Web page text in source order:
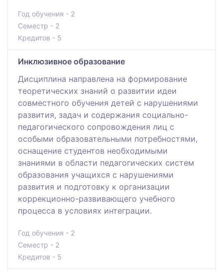
Год обучения - 2
Семестр - 2
Кредитов - 5
Инклюзивное образование
Дисциплина направлена на формирование
теоретических знаний о развитии идеи
совместного обучения детей с нарушениями
развития, задач и содержания социально-
педагогического сопровождения лиц с
особыми образовательными потребностями,
оснащение студентов необходимыми
знаниями в области педагогических систем
образования учащихся с нарушениями
развития и подготовку к организации
коррекционно-развивающего учебного
процесса в условиях интеграции.
Год обучения - 2
Семестр - 2
Кредитов - 5